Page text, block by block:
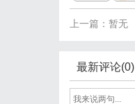
上一篇：暂无
最新评论(0)